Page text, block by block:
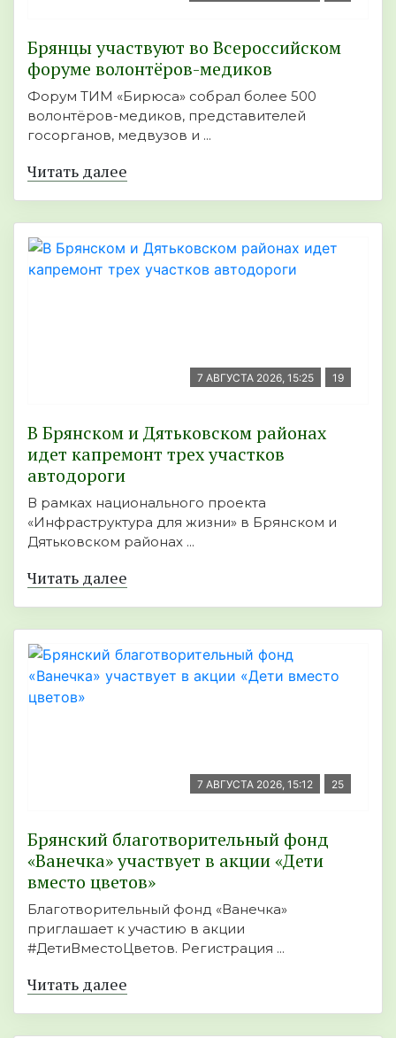
Брянцы участвуют во Всероссийском
форуме волонтёров-медиков
Форум ТИМ «Бирюса» собрал более 500
волонтёров-медиков, представителей
госорганов, медвузов и ...
Читать далее
7 АВГУСТА 2026, 15:25 19
В Брянском и Дятьковском районах
идет капремонт трех участков
автодороги
В рамках национального проекта
«Инфраструктура для жизни» в Брянском и
Дятьковском районах ...
Читать далее
7 АВГУСТА 2026, 15:12 25
Брянский благотворительный фонд
«Ванечка» участвует в акции «Дети
вместо цветов»
Благотворительный фонд «Ванечка»
приглашает к участию в акции
#ДетиВместоЦветов. Регистрация ...
Читать далее